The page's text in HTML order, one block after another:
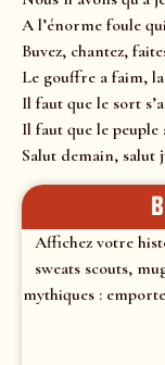
A l’énorme foule
Buvez, chantez,
Le gouffre a faim,
Il faut que le sort
Il faut que le
Salut demain, salut
Affichez votre
sweats scouts,
mythiques :